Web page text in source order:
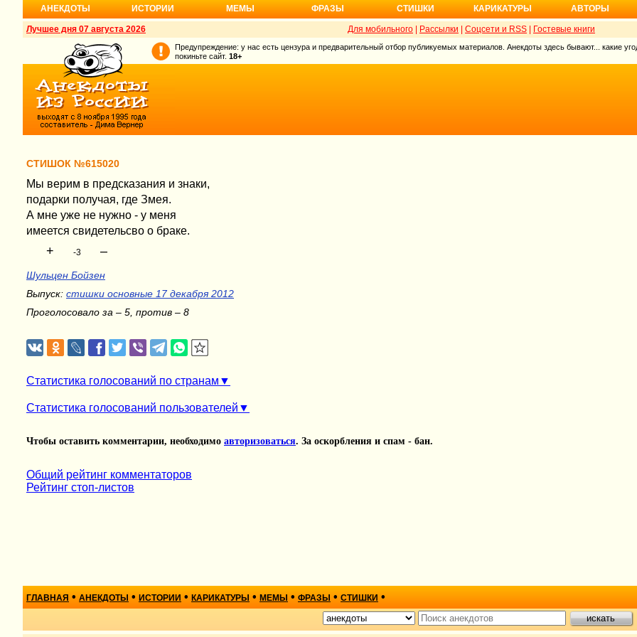
АНЕКДОТЫ ИСТОРИИ МЕМЫ ФРАЗЫ СТИШКИ КАРИКАТУРЫ АВТОРЫ
Лучшее дня 07 августа 2026 Для мобильного Рассылки Соцсети и RSS Гостевые книги
Предупреждение: у нас есть цензура и предварительный отбор публикуемых материалов. Анекдоты здесь бывают... какие
покиньте сайт. 18+
СТИШОК №615020
Мы верим в предсказания и знаки,
подарки получая, где Змея.
А мне уже не нужно - у меня
имеется свидетельсво о браке.
+ -3 –
Шульцен Бойзен
Выпуск: стишки основные 17 декабря 2012
Проголосовало за – 5, против – 8
Статистика голосований по странам
Статистика голосований пользователей
Чтобы оставить комментарии, необходимо авторизоваться. За оскорбления и спам - бан.
Общий рейтинг комментаторов
Рейтинг стоп-листов
ГЛАВНАЯ • АНЕКДОТЫ • ИСТОРИИ • КАРИКАТУРЫ • МЕМЫ • ФРАЗЫ • СТИШКИ •